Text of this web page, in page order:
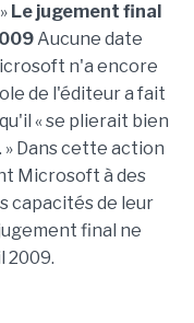
Le jugement final
Aucune date
n'a encore
de l'éditeur a fait
« se plierait bien
» Dans cette action
Microsoft à des
capacités de leur
final ne
2009.